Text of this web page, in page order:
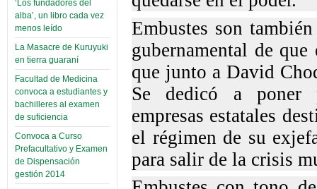
‘Los fundadores del
alba’, un libro cada vez
menos leído
La Masacre de Kuruyuki
en tierra guaraní
Facultad de Medicina
convoca a estudiantes y
bachilleres al examen
de suficiencia
Convoca a Curso
Prefacultativo y Examen
de Dispensación
gestión 2014
Embustes son
gubernamental de
que junto a David
Se dedicó a poner
empresas estatales
el régimen de su
para salir de la crisis